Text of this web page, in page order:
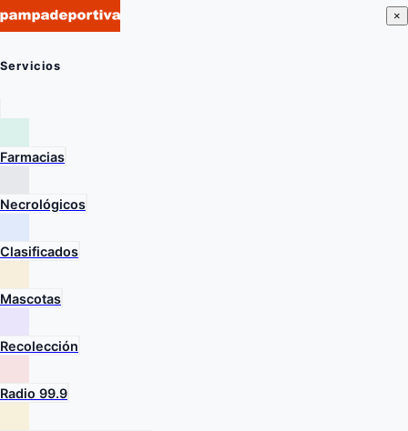
×
Servicios
Farmacias
Necrológicos
Clasificados
Mascotas
Recolección
Radio 99.9